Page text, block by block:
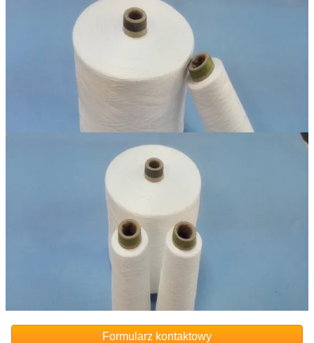
Formularz kontaktowy